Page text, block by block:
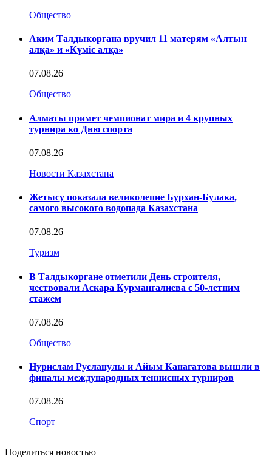
Общество
Аким Талдыкоргана вручил 11 матерям «Алтын
алқа» и «Күміс алқа»
07.08.26
Общество
Алматы примет чемпионат мира и 4 крупных
турнира ко Дню спорта
07.08.26
Новости Казахстана
Жетысу показала великолепие Бурхан-Булака,
самого высокого водопада Казахстана
07.08.26
Туризм
В Талдыкоргане отметили День строителя,
чествовали Аскара Курмангалиева с 50-летним
стажем
07.08.26
Общество
Нурислам Русланулы и Айым Канагатова вышли в
финалы международных теннисных турниров
07.08.26
Спорт
Поделиться новостью